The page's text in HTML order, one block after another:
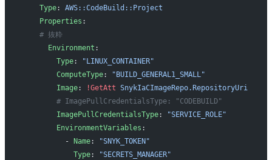
    Type
: AWS::CodeBuild::Project
    Properties
:
    # 抜粋
      Environment
:
        Type
:
"LINUX_CONTAINER"
        ComputeType
:
"BUILD_GENERAL1_SMALL"
        Image
: !GetAtt SnykIaCImageRepo.RepositoryUri
        # ImagePullCredentialsType: "CODEBUILD"
        ImagePullCredentialsType
:
"SERVICE_ROLE"
        EnvironmentVariables
:
          -
Name:
"SNYK_TOKEN"
            Type
:
"SECRETS_MANAGER"